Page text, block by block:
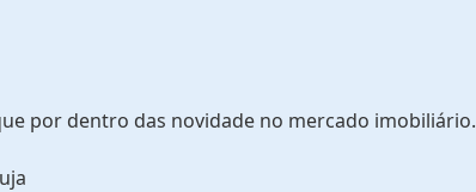
por dentro das novidade no mercado imobiliário.